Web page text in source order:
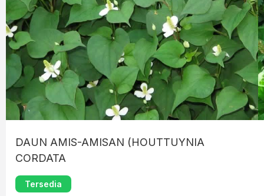
DAUN AMIS-AMISAN (HOUTTUYNIA
CORDATA
Tersedia